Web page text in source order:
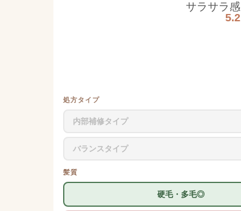
サラサラ感
5.2
処方タイプ
内部補修タイプ
バランスタイプ
髪質
硬毛・多毛◎